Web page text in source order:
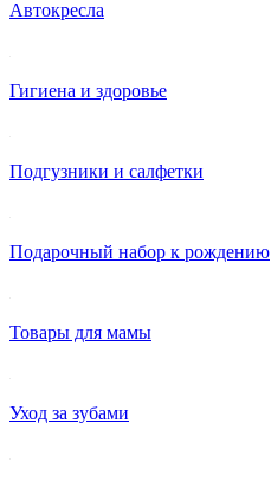
Автокресла
Гигиена и здоровье
Подгузники и салфетки
Подарочный набор к рождению
Товары для мамы
Уход за зубами